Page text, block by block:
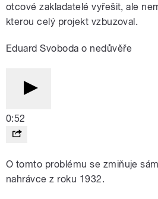
otcové zakladatelé vyřešit, ale
kterou celý projekt vzbuzoval.
Eduard Svoboda o nedůvěře
0:52
O tomto problému se zmiňuje
nahrávce z roku 1932.